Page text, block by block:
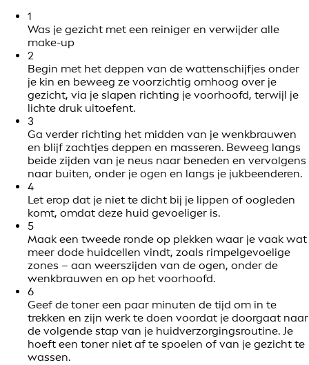
1
Was je gezicht met een reiniger en verwijder alle
make-up
2
Begin met het deppen van de wattenschijfjes onder
je kin en beweeg ze voorzichtig omhoog over je
gezicht, via je slapen richting je voorhoofd, terwijl je
lichte druk uitoefent.
3
Ga verder richting het midden van je wenkbrauwen
en blijf zachtjes deppen en masseren. Beweeg langs
beide zijden van je neus naar beneden en vervolgens
naar buiten, onder je ogen en langs je jukbeenderen.
4
Let erop dat je niet te dicht bij je lippen of oogleden
komt, omdat deze huid gevoeliger is.
5
Maak een tweede ronde op plekken waar je vaak wat
meer dode huidcellen vindt, zoals rimpelgevoelige
zones – aan weerszijden van de ogen, onder de
wenkbrauwen en op het voorhoofd.
6
Geef de toner een paar minuten de tijd om in te
trekken en zijn werk te doen voordat je doorgaat naar
de volgende stap van je huidverzorgingsroutine. Je
hoeft een toner niet af te spoelen of van je gezicht te
wassen.